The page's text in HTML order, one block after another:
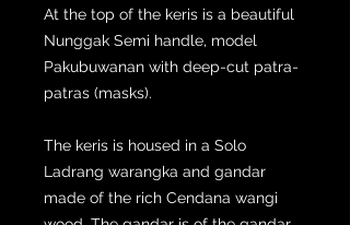
At the top of the keris is a beautiful
Nunggak Semi handle, model
Pakubuwanan with deep-cut patra-
patras (masks).
The keris is housed in a Solo
Ladrang warangka and gandar
made of the rich Cendana wangi